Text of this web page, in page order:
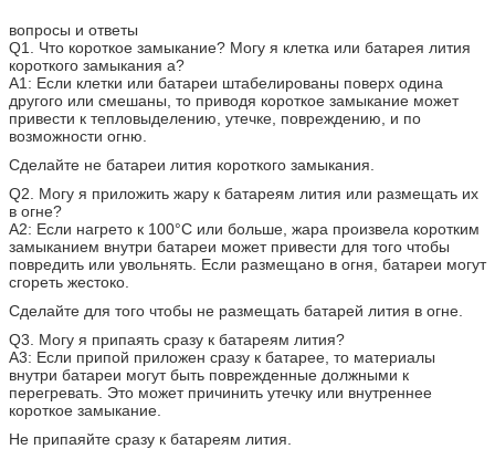
вопросы и ответы
Q1. Что короткое замыкание? Могу я клетка или батарея лития
короткого замыкания a?
A1: Если клетки или батареи штабелированы поверх одина
другого или смешаны, то приводя короткое замыкание может
привести к тепловыделению, утечке, повреждению, и по
возможности огню.
Сделайте не батареи лития короткого замыкания.
Q2. Могу я приложить жару к батареям лития или размещать их
в огне?
A2: Если нагрето к 100°C или больше, жара произвела коротким
замыканием внутри батареи может привести для того чтобы
повредить или увольнять. Если размещано в огня, батареи могут
сгореть жестоко.
Сделайте для того чтобы не размещать батарей лития в огне.
Q3. Могу я припаять сразу к батареям лития?
A3: Если припой приложен сразу к батарее, то материалы
внутри батареи могут быть поврежденные должными к
перегревать. Это может причинить утечку или внутреннее
короткое замыкание.
Не припаяйте сразу к батареям лития.